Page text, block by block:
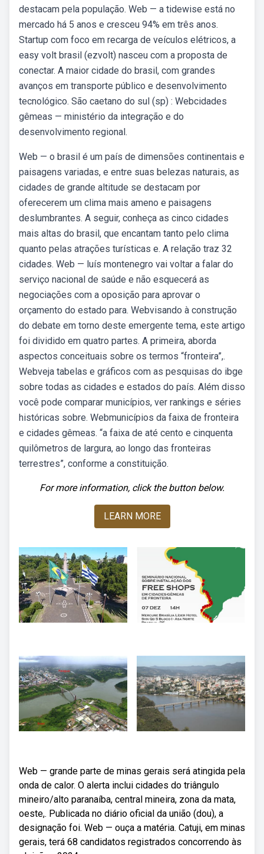
destacam pela população. Web — a tidewise está no
mercado há 5 anos e cresceu 94% em três anos.
Startup com foco em recarga de veículos elétricos, a
easy volt brasil (ezvolt) nasceu com a proposta de
conectar. A maior cidade do brasil, com grandes
avanços em transporte público e desenvolvimento
tecnológico. São caetano do sul (sp) : Webcidades
gêmeas — ministério da integração e do
desenvolvimento regional.
Web — o brasil é um país de dimensões continentais e
paisagens variadas, e entre suas belezas naturais, as
cidades de grande altitude se destacam por
oferecerem um clima mais ameno e paisagens
deslumbrantes. A seguir, conheça as cinco cidades
mais altas do brasil, que encantam tanto pelo clima
quanto pelas atrações turísticas e. A relação traz 32
cidades. Web — luís montenegro vai voltar a falar do
serviço nacional de saúde e não esquecerá as
negociações com a oposição para aprovar o
orçamento do estado para. Webvisando à construção
do debate em torno deste emergente tema, este artigo
foi dividido em quatro partes. A primeira, aborda
aspectos conceituais sobre os termos “fronteira”,.
Webveja tabelas e gráficos com as pesquisas do ibge
sobre todas as cidades e estados do país. Além disso
você pode comparar municípios, ver rankings e séries
históricas sobre. Webmunicípios da faixa de fronteira
e cidades gêmeas. “a faixa de até cento e cinquenta
quilômetros de largura, ao longo das fronteiras
terrestres”, conforme a constituição.
For more information, click the button below.
LEARN MORE
Web — grande parte de minas gerais será atingida pela
onda de calor. O alerta inclui cidades do triângulo
mineiro/alto paranaíba, central mineira, zona da mata,
oeste,. Publicada no diário oficial da união (dou), a
designação foi. Web — ouça a matéria. Catuji, em minas
gerais, terá 68 candidatos registrados concorrendo às